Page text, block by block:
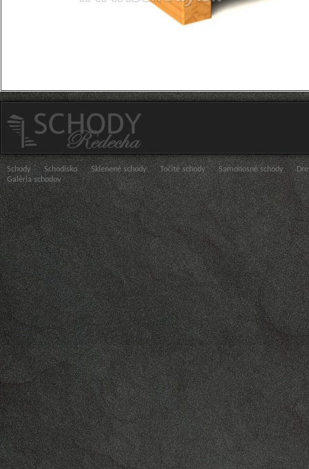
Schody Schodisko Sklenené schody Točité schody Samonosné schody
Galéria schodov